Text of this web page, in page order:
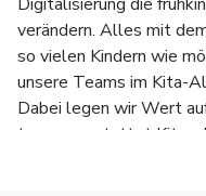
Auftreten
verändern. Alles mit
so vielen Kindern wie
unsere Teams im Kita-
Dabei legen wir Wert
top ausgestattet Kitas.